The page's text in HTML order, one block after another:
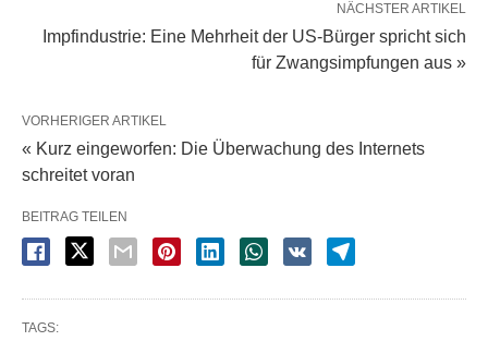
NÄCHSTER ARTIKEL
Impfindustrie: Eine Mehrheit der US-Bürger spricht sich
für Zwangsimpfungen aus »
VORHERIGER ARTIKEL
« Kurz eingeworfen: Die Überwachung des Internets
schreitet voran
BEITRAG TEILEN
TAGS: